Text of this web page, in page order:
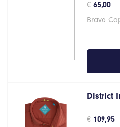
€ 65,00
Bravo
District
€ 109,95